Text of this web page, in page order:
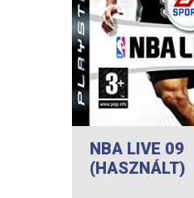
NBA LIVE 09
(HASZNÁLT)